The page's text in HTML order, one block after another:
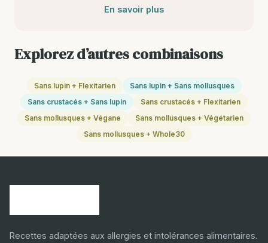
En savoir plus
Explorez d’autres combinaisons
Sans lupin + Flexitarien
Sans lupin + Sans mollusques
Sans crustacés + Sans lupin
Sans crustacés + Flexitarien
Sans mollusques + Végane
Sans mollusques + Végétarien
Sans mollusques + Whole30
Recettes adaptées aux allergies et intolérances alimentaires.